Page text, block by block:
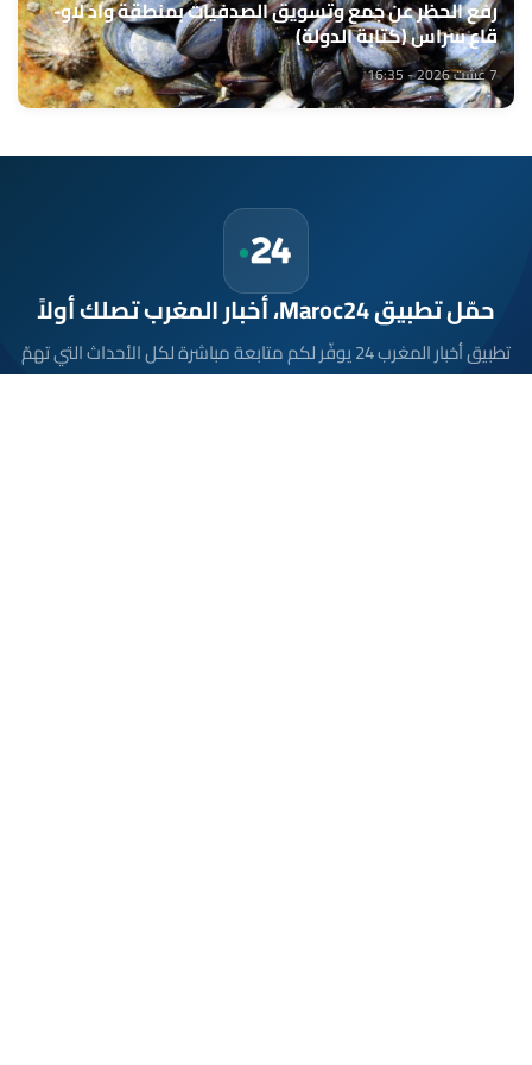
رفع الحظر عن جمع وتسويق الصدفيات بمنطقة واد لاو-
قاع سراس (كتابة الدولة)
7 غشت 2026 - 16:35
حمّل تطبيق Maroc24، أخبار المغرب تصلك أولاً
تطبيق أخبار المغرب 24 يوفّر لكم متابعة مباشرة لكل الأحداث التي تهمّ
المغرب ومغاربة العالم لحظة بلحظة، مع إشعارات فورية وتغطية